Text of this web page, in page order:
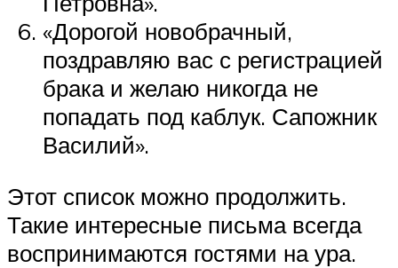
«Дорогой новобрачный,
поздравляю вас с регистрацией
брака и желаю никогда не
попадать под каблук. Сапожник
Василий».
Этот список можно продолжить.
Такие интересные письма всегда
воспринимаются гостями на ура.